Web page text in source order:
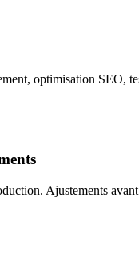
optimisation SEO,
Ajustements